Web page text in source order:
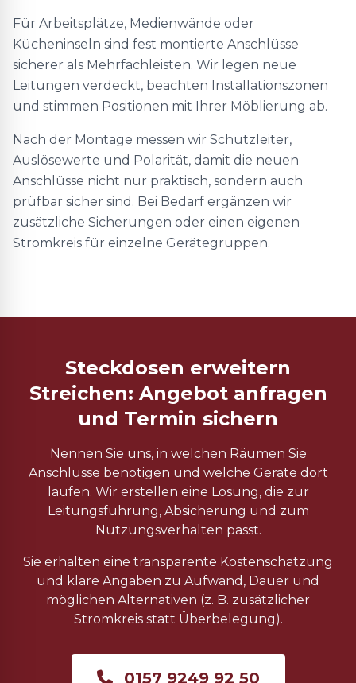
Für Arbeitsplätze, Medienwände oder
Kücheninseln sind fest montierte Anschlüsse
sicherer als Mehrfachleisten. Wir legen neue
Leitungen verdeckt, beachten Installationszonen
und stimmen Positionen mit Ihrer Möblierung ab.
Nach der Montage messen wir Schutzleiter,
Auslösewerte und Polarität, damit die neuen
Anschlüsse nicht nur praktisch, sondern auch
prüfbar sicher sind. Bei Bedarf ergänzen wir
zusätzliche Sicherungen oder einen eigenen
Stromkreis für einzelne Gerätegruppen.
Steckdosen erweitern
Streichen: Angebot anfragen
und Termin sichern
Nennen Sie uns, in welchen Räumen Sie
Anschlüsse benötigen und welche Geräte dort
laufen. Wir erstellen eine Lösung, die zur
Leitungsführung, Absicherung und zum
Nutzungsverhalten passt.
Sie erhalten eine transparente Kostenschätzung
und klare Angaben zu Aufwand, Dauer und
möglichen Alternativen (z. B. zusätzlicher
Stromkreis statt Überbelegung).
0157 9249 92 50